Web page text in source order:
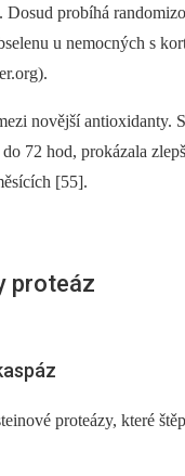
probíhá
u nemocných s
novější antioxidanty.
72 hod, prokázala
[55].
proteáz
proteázy, které